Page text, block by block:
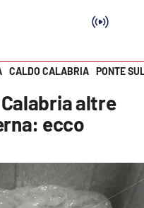
CALDO CALABRIA PONTE
altre
ecco